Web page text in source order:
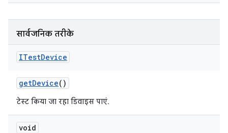
सार्वजनिक तरीके
ITestDevice
getDevice()
टेस्ट किया जा रहा डिवाइस पाएं.
void